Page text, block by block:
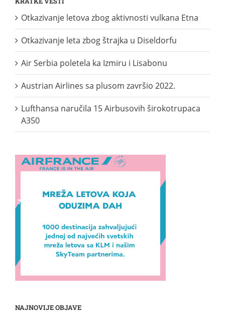
Otkazivanje letova zbog aktivnosti vulkana Etna
Otkazivanje leta zbog štrajka u Diseldorfu
Air Serbia poletela ka Izmiru i Lisabonu
Austrian Airlines sa plusom završio 2022.
Lufthansa naručila 15 Airbusovih širokotrupaca
A350
NAJNOVIJE OBJAVE